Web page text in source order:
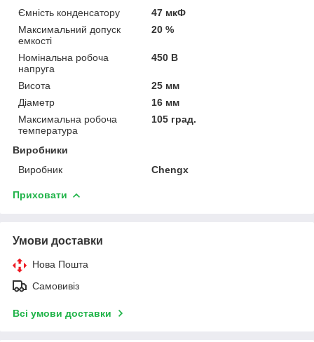
Ємність конденсатору
47 мкФ
Максимальний допуск
емкості
20 %
Номінальна робоча
напруга
450 В
Висота
25 мм
Діаметр
16 мм
Максимальна робоча
температура
105 град.
Виробники
Виробник
Chengx
Приховати
Умови доставки
Нова Пошта
Самовивіз
Всі умови доставки